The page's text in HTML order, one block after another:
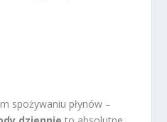
spożywaniu płynów –